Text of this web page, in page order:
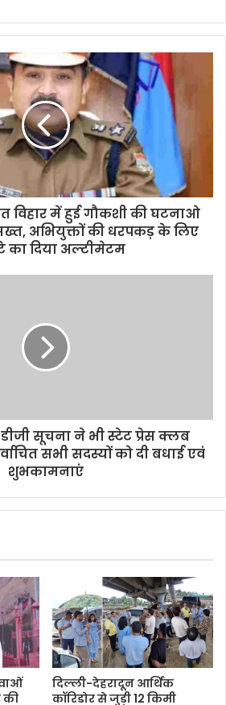
में हुई गौकशी की घटनाओ
अभियुक्तों की धरपकड़ के लिए
का दिया अल्टीमेटम
सूचना ने भी स्टेट प्रेस क्लब
सभी सदस्यों को दी बधाई एवं
शुभकामनाएं
की
दिल्ली-देहरादून आर्थिक
कॉरिडोर से जुड़ी 12 किमी